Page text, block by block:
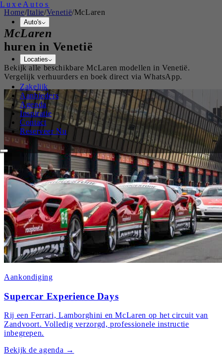
Luxe Autos
Auto's
Locaties
Zakelijk
Aanbieders
Agenda
Inspiratie
Contact
Reserveer Nu
Home/Italie/Venetië/McLaren
McLaren
huren in Venetië
Bekijk alle beschikbareMcLaren modellen inVenetië.
Vergelijk verhuurders en boek direct via WhatsApp.
Aankondiging
Supercar Experience Days
Rij een Ferrari, Lamborghini en McLaren op het circuit van
Zandvoort. Volledig verzorgd, professionele instructie
inbegrepen.
Bekijk de agenda →